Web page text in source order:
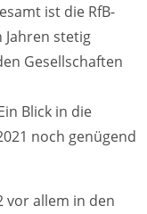
ist die RfB-
stetig
Gesellschaften
Blick in die
noch genügend
vor allem in den